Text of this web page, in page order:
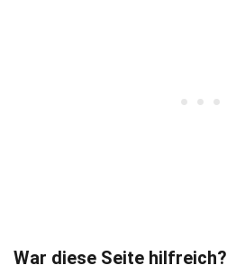
War diese Seite hilfreich?